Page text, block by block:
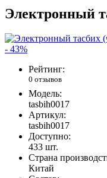
Электронный
- 43%
Рейтинг:
0 отзывов
Модель:
tasbih0017
Артикул:
tasbih0017
Доступно:
433 шт.
Страна
Китай